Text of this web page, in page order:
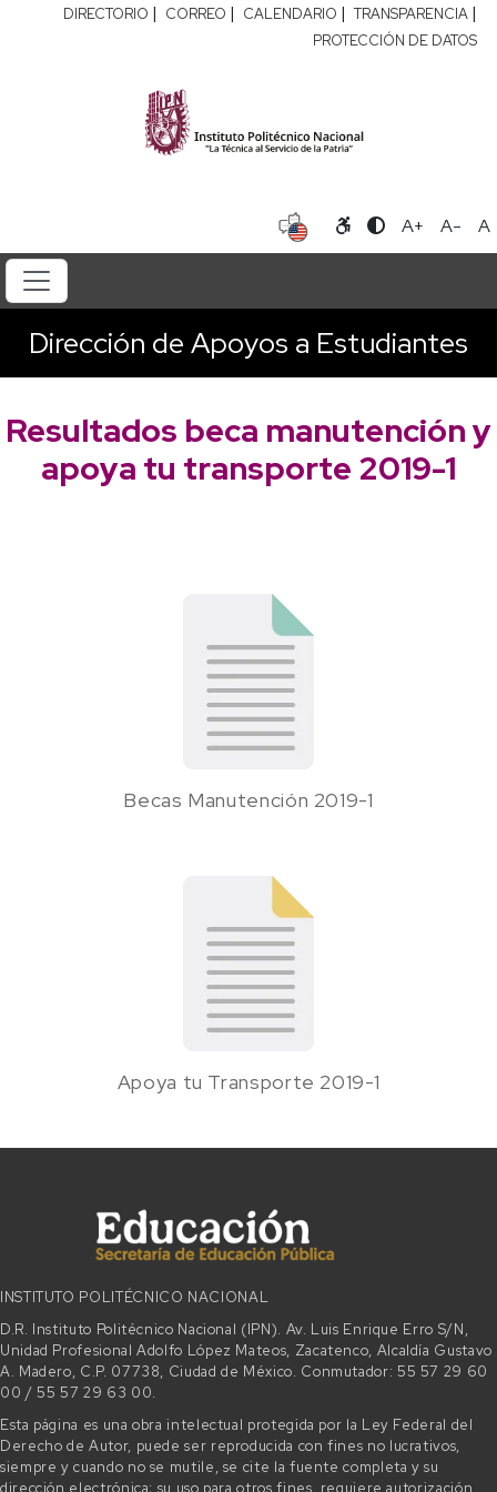
DIRECTORIO | CORREO | CALENDARIO | TRANSPARENCIA |
PROTECCIÓN DE DATOS
A+ A- A
Dirección de Apoyos a Estudiantes
Resultados beca manutención y
apoya tu transporte 2019-1
Becas Manutención 2019-1
Apoya tu Transporte 2019-1
INSTITUTO POLITÉCNICO NACIONAL
D.R. Instituto Politécnico Nacional (IPN). Av. Luis Enrique Erro S/N,
Unidad Profesional Adolfo López Mateos, Zacatenco, Alcaldía Gustavo
A. Madero, C.P. 07738, Ciudad de México. Conmutador: 55 57 29 60
00 / 55 57 29 63 00.
Esta página es una obra intelectual protegida por la Ley Federal del
Derecho de Autor, puede ser reproducida con fines no lucrativos,
siempre y cuando no se mutile, se cite la fuente completa y su
dirección electrónica; su uso para otros fines, requiere autorización